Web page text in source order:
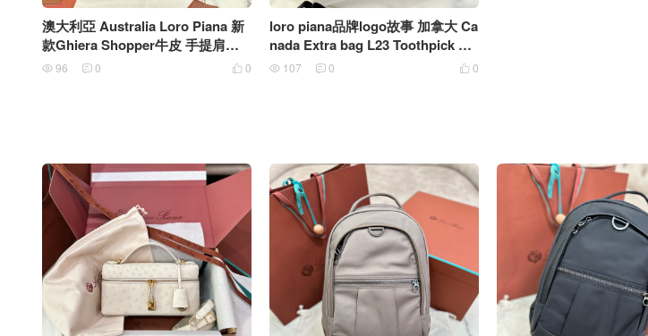
澳大利亞 Australia Loro Piana 新
款Ghiera Shopper牛皮 手提肩背
包
 0
 96  0
loro piana品牌logo故事 加拿大 Ca
nada Extra bag L23 Toothpick pat
tern牙簽紋 黑色
 0
 107  0